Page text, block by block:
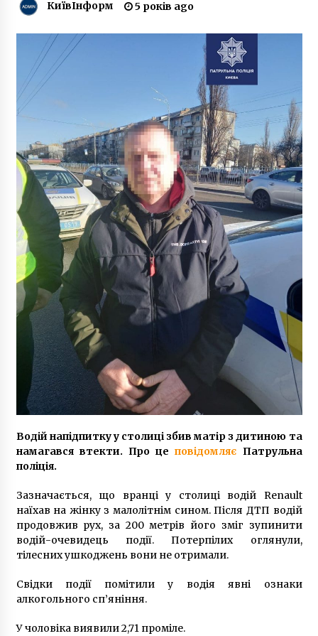
5 років ago
Під Києвом пройде безкоштовний фестиваль
Як обрати школу кікбоксингу та не
помилитися з тренером?
4 місяці ago
У Києві прощаються із Героєм України, який
загинув на Донбасі
7 років ago
Поліція затримала жінку, яка знімала у порно
власних дітей
5 років ago
Під час пожежі у столиці врятували чоловіка
9 років ago
КиївІнформ 5 років ago
Водій напідпитку у столиці збив матір з дитиною та
намагався втекти. Про цеповідомляє Патрульна
поліція.
Зазначається, що вранці у столиці водій Renault
наїхав на жінку з малолітнім сином. Після ДТП водій
продовжив рух, за 200 метрів його зміг зупинити
водій-очевидець події. Потерпілих оглянули,
тілесних ушкоджень вони не отримали.
Свідки події помітили у водія явні ознаки
алкогольного сп’яніння.
У чоловіка виявили 2,71 проміле.